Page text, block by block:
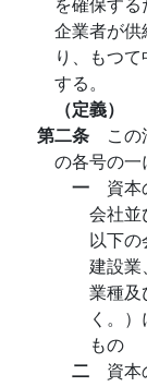
企業者が
り、もつ
する。
（定義）
第二条 こ
の各号の一
一 資
会社並
以下の
建設業
業種及
く。
もの
二 資